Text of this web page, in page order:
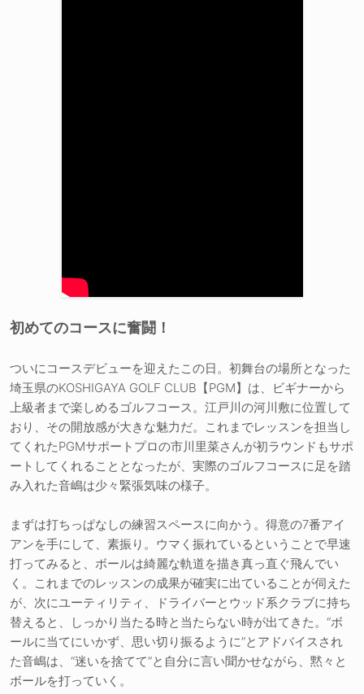
初めてのコースに奮闘！
ついにコースデビューを迎えたこの日。初舞台の場所となった
埼玉県のKOSHIGAYA GOLF CLUB【PGM】は、ビギナーから
上級者まで楽しめるゴルフコース。江戸川の河川敷に位置して
おり、その開放感が大きな魅力だ。これまでレッスンを担当し
てくれたPGMサポートプロの市川里菜さんが初ラウンドもサポ
ートしてくれることとなったが、実際のゴルフコースに足を踏
み入れた音嶋は少々緊張気味の様子。
まずは打ちっぱなしの練習スペースに向かう。得意の7番アイ
アンを手にして、素振り。ウマく振れているということで早速
打ってみると、ボールは綺麗な軌道を描き真っ直ぐ飛んでい
く。これまでのレッスンの成果が確実に出ていることが伺えた
が、次にユーティリティ、ドライバーとウッド系クラブに持ち
替えると、しっかり当たる時と当たらない時が出てきた。“ボ
ールに当てにいかず、思い切り振るように”とアドバイスされ
た音嶋は、“迷いを捨てて”と自分に言い聞かせながら、黙々と
ボールを打っていく。